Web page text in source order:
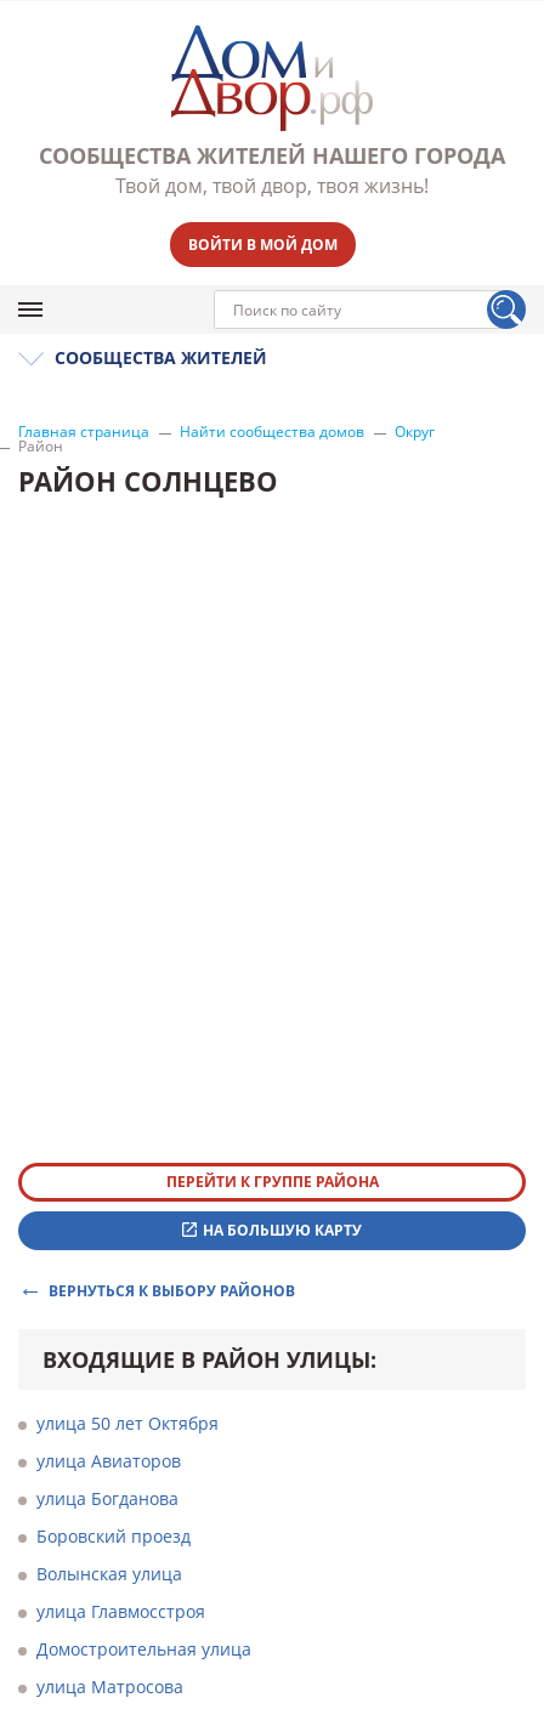
СООБЩЕСТВА ЖИТЕЛЕЙ НАШЕГО ГОРОДА
Твой дом, твой двор, твоя жизнь!
ВОЙТИ В МОЙ ДОМ
СООБЩЕСТВА ЖИТЕЛЕЙ
Главная страница Найти сообщества домов Округ
Район
РАЙОН СОЛНЦЕВО
ПЕРЕЙТИ К ГРУППЕ РАЙОНА
НА БОЛЬШУЮ КАРТУ
ВЕРНУТЬСЯ К ВЫБОРУ РАЙОНОВ
ВХОДЯЩИЕ В РАЙОН УЛИЦЫ:
улица 50 лет Октября
улица Авиаторов
улица Богданова
Боровский проезд
Волынская улица
улица Главмосстроя
Домостроительная улица
улица Матросова